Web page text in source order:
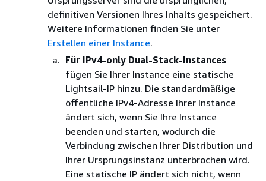
definitiven Versionen Ihres Inhalts gespeichert.
Weitere Informationen finden Sie unter
Erstellen einer Instance.
Für IPv4-only Dual-Stack-Instances
fügen Sie Ihrer Instance eine statische
Lightsail-IP hinzu. Die standardmäßige
öffentliche IPv4-Adresse Ihrer Instance
ändert sich, wenn Sie Ihre Instance
beenden und starten, wodurch die
Verbindung zwischen Ihrer Distribution und
Ihrer Ursprungsinstanz unterbrochen wird.
Eine statische IP ändert sich nicht, wenn